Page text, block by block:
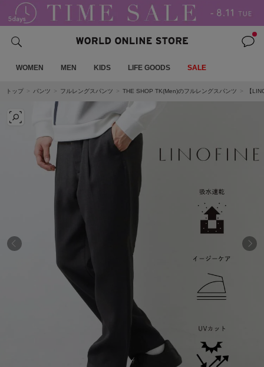
WOMEN MEN KIDS LIFE GOODS SALE
トップ パンツ フルレングスパンツ THE SHOP TK(Men)のフルレングスパンツ 【